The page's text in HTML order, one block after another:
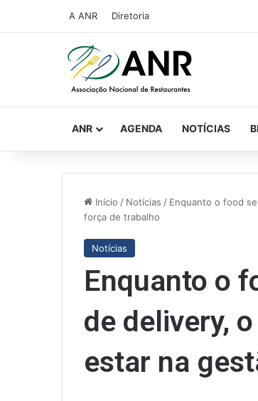
A ANR Diretoria
ANR AGENDA NOTÍCIAS
Início / Notícias / Enquanto o food
força de trabalho
Notícias
Enquanto o
de delivery,
estar na